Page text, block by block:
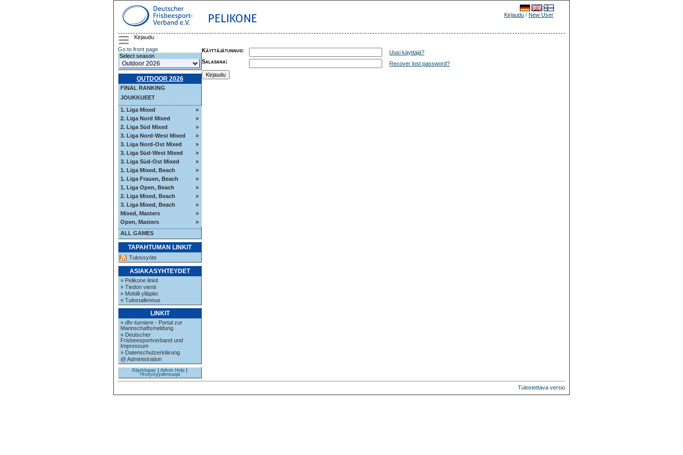
PELIKONE Kirjaudu / New User
Kirjaudu
Go to front page
Select season
OUTDOOR 2026
FINAL RANKING
JOUKKUEET
1. Liga Mixed
»
2. Liga Nord Mixed
»
2. Liga Süd Mixed
»
3. Liga Nord-West Mixed
»
3. Liga Nord-Ost Mixed
»
3. Liga Süd-West Mixed
»
3. Liga Süd-Ost Mixed
»
1. Liga Mixed, Beach
»
1. Liga Frauen, Beach
»
1. Liga Open, Beach
»
2. Liga Mixed, Beach
»
3. Liga Mixed, Beach
»
Mixed, Masters
»
Open, Masters
»
ALL GAMES
TAPAHTUMAN LINKIT
Tulossyöte
ASIAKASYHTEYDET
» Pelikone linkit
» Tiedon vienti
» Mobiili ylläpito
» Tulostallennus
LINKIT
» dfv-turniere - Portal zur
Mannschaftsmeldung
» Deutscher
Frisbeesportverband und
Impressum
» Datenschutzerklärung
@ Administration
Käyttöopas Admin Help
Yksityisyydensuoja
Käyttäjätunnus:
Uusi käyttäjä?
Salasana: Recover lost password?
Tulostettava versio